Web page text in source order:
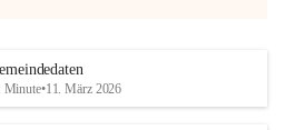
Minute•11. März 2026